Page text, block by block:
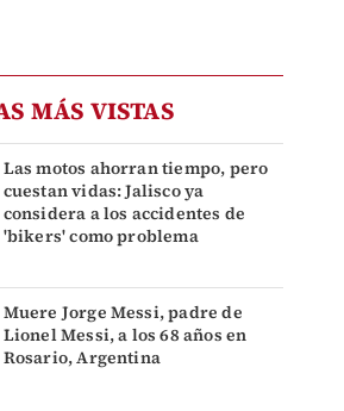
MÁS VISTAS
Las motos ahorran tiempo, pero
cuestan vidas: Jalisco ya
considera a los accidentes de
'bikers' como problema
Muere Jorge Messi, padre de
Lionel Messi, a los 68 años en
Rosario, Argentina